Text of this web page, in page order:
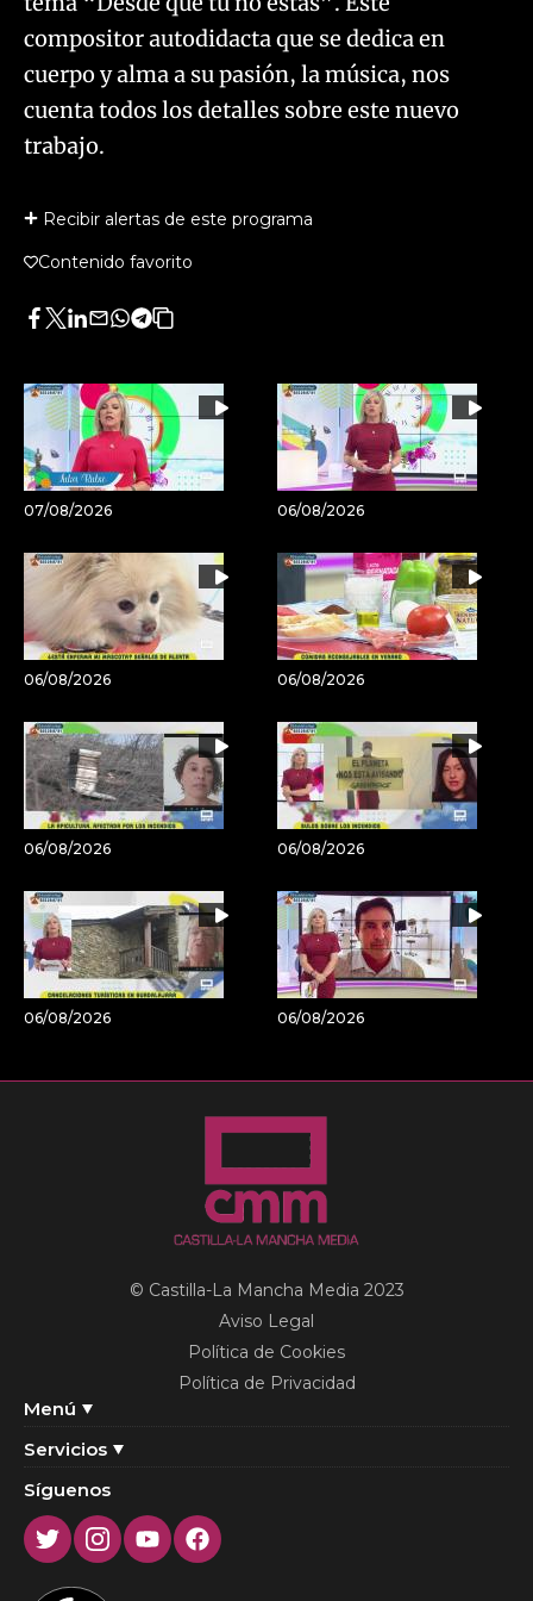
compositor autodidacta que se dedica en
cuerpo y alma a su pasión, la música, nos
cuenta todos los detalles sobre este nuevo
trabajo.
Recibir alertas de este programa
Contenido favorito
Facebook
Twitter
LinkedIn
Enviar
Whatsapp
Telegram
Copiar
artículo
07/08/2026 06/08/2026
06/08/2026 06/08/2026
06/08/2026 06/08/2026
06/08/2026 06/08/2026
Menú
Servicios
© Castilla-La Mancha Media 2023
Aviso Legal
Política de Cookies
Política de Privacidad
Síguenos
TwitterInstagram
YoutubeFacebook